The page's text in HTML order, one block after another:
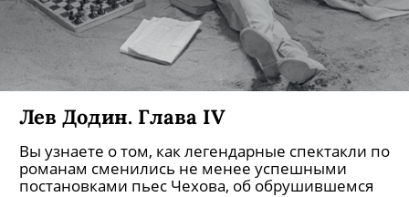
Лев Додин. Глава IV
Вы узнаете о том, как легендарные спектакли по
романам сменились не менее успешными
постановками пьес Чехова, об обрушившемся